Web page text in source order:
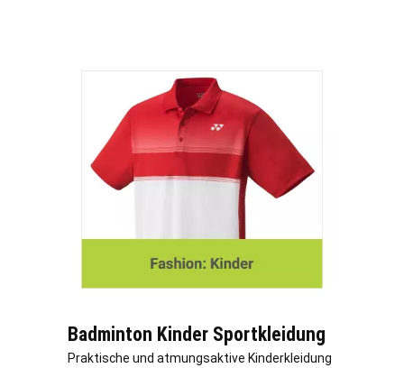
Badminton Kinder Sportkleidung
Praktische und atmungsaktive Kinderkleidung